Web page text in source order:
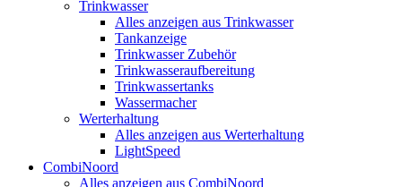
Trinkwasser
Alles anzeigen aus Trinkwasser
Tankanzeige
Trinkwasser Zubehör
Trinkwasseraufbereitung
Trinkwassertanks
Wassermacher
Werterhaltung
Alles anzeigen aus Werterhaltung
LightSpeed
CombiNoord
Alles anzeigen aus CombiNoord